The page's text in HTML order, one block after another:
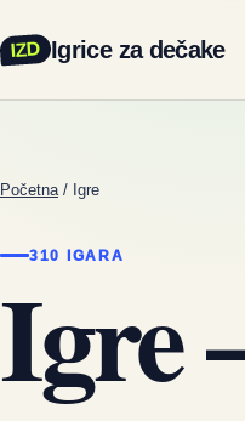
IZD Igrice za dečake
Početna / Igre
310 IGARA
Igre